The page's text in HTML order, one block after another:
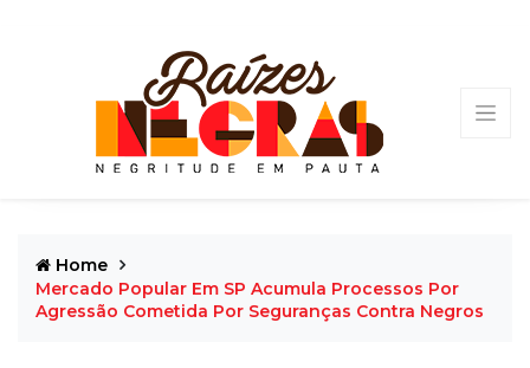
Home
Mercado Popular Em SP Acumula Processos Por
Agressão Cometida Por Seguranças Contra Negros